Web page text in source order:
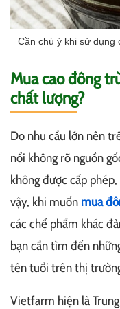
Cần chú ý khi sử dụng
Mua cao đông
chất lượng?
Do nhu cầu lớn nên
nổi không rõ nguồn
không được cấp
vậy, khi muốn mua
các chế phẩm khác
bạn cần tìm đến
tên tuổi trên thị
Vietfarm hiện là